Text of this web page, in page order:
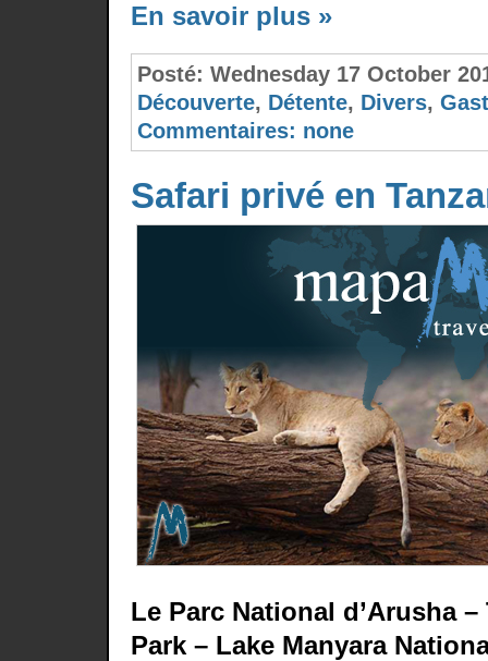
En savoir plus »
Posté: Wednesday 17 October
Découverte, Détente, Divers,
Commentaires: none
Safari privé en
Le Parc National d’Arusha
Park – Lake Manyara